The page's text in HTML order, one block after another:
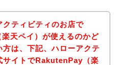
クティビティのお店で
天ペイ）が使えるのかど
方は、下記、ハローアクテ
サイトでRakutenPay（楽